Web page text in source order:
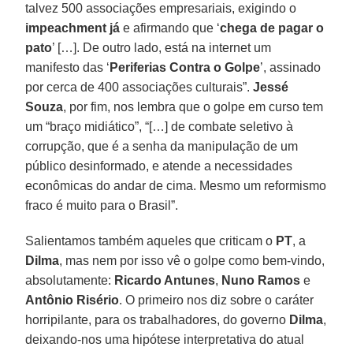
talvez 500 associações empresariais, exigindo o
impeachment já e afirmando que ‘chega de pagar o
pato’ […]. De outro lado, está na internet um
manifesto das ‘ Periferias Contra o Golpe’, assinado
por cerca de 400 associações culturais”.Jessé
Souza, por fim, nos lembra que o golpe em curso tem
um “braço midiático”, “[…] de combate seletivo à
corrupção, que é a senha da manipulação de um
público desinformado, e atende a necessidades
econômicas do andar de cima. Mesmo um reformismo
fraco é muito para o Brasil”.
Salientamos também aqueles que criticam o PT, a
Dilma, mas nem por isso vê o golpe como bem-vindo,
absolutamente: Ricardo Antunes, Nuno Ramos e
Antônio Risério. O primeiro nos diz sobre o caráter
horripilante, para os trabalhadores, do governo Dilma,
deixando-nos uma hipótese interpretativa do atual